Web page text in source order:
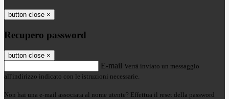
button close ×
Recupero password
button close ×
E-mail Verrà inviato un messaggio
all'indirizzo indicato con le istruzioni necessarie.
Non hai una e-mail associata al nome utente? Effettua il reset della password